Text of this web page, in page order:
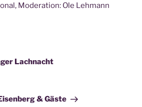
Moderation: Ole Lehmann
Lachnacht
& Gäste